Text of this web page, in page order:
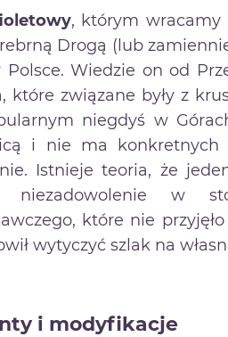
, którym wracamy
Drogą (lub
Wiedzie on od
które związane były z
niegdyś w
i nie ma konkretnych
Istnieje teoria, że
niezadowolenie w
które nie
wytyczyć szlak na
i modyfikacje